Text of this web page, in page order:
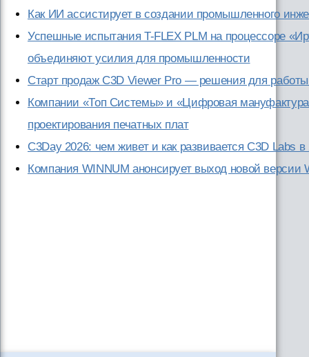
Как ИИ ассистирует в создании промышленного
Успешные испытания T-FLEX PLM на процессоре
объединяют усилия для промышленности
Старт продаж C3D Viewer Pro — решения для
Компании «Топ Системы» и «Цифровая
проектирования печатных плат
C3Day 2026: чем живет и как развивается C3D Labs в
Компания WINNUM анонсирует выход новой версии